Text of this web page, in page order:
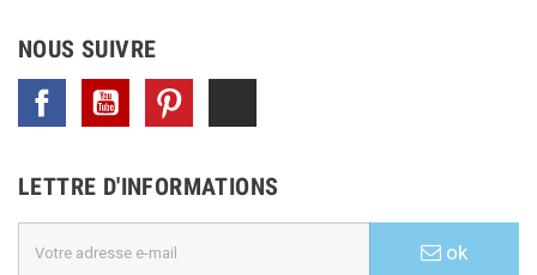
NOUS SUIVRE
Facebook YouTube
LETTRE D'INFORMATIONS
ok